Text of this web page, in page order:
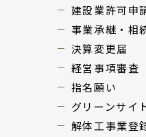
建設業許可申
事業承継・相
決算変更届
経営事項審査
指名願い
グリーンサイ
解体⼯事業登